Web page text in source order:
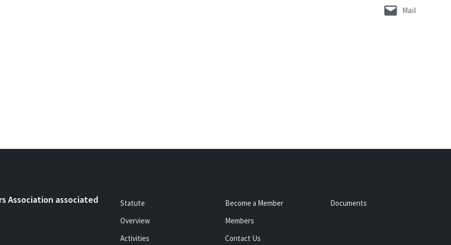
Mail
Association associated
Statute
Overview
Activities
Become a Member
Members
Contact Us
Documents